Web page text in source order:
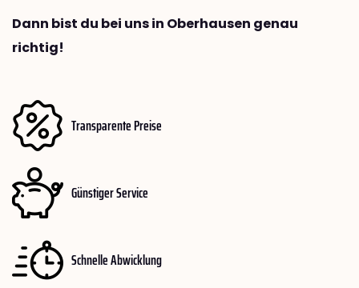
Dann bist du bei uns in Oberhausen genau
richtig!
Transparente Preise
Günstiger Service
Schnelle Abwicklung